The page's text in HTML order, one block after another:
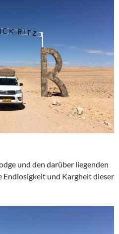
und den darüber liegenden
Endlosigkeit und Kargheit dieser